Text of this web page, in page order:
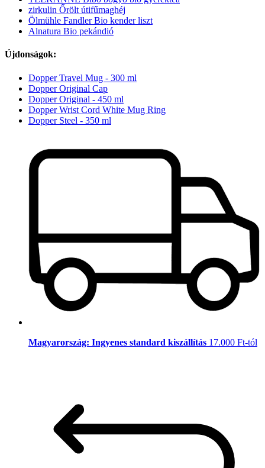
zirkulin Őrölt útifűmaghéj
Ölmühle Fandler Bio kender liszt
Alnatura Bio pekándió
Újdonságok:
Dopper Travel Mug - 300 ml
Dopper Original Cap
Dopper Original - 450 ml
Dopper Wrist Cord White Mug Ring
Dopper Steel - 350 ml
Magyarország: Ingyenes standard kiszállítás 17.000 Ft-tól